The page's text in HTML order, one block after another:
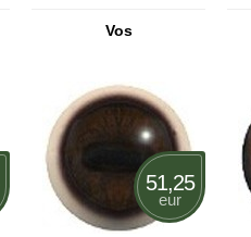
Vos
51,25
eur